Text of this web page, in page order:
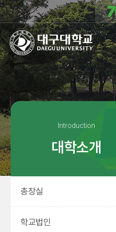
대구대학교
DAEGU
UNIVERSITY
Introduction
대학소개
총장실
학교법인